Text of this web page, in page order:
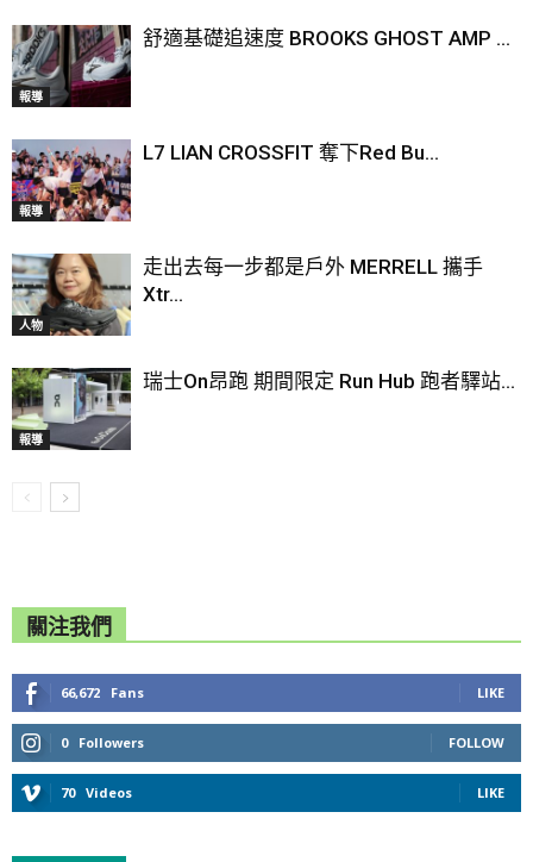
報導
舒適基礎追速度 BROOKS GHOST AMP ...
報導
L7 LIAN CROSSFIT 奪下Red Bu...
人物
走出去每一步都是戶外 MERRELL 攜手
Xtr...
報導
瑞士On昂跑 期間限定 Run Hub 跑者驛站...
關注我們
66,672 Fans LIKE
0 Followers FOLLOW
70 Videos LIKE